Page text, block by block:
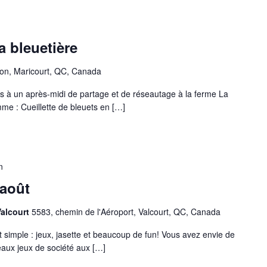
bleuetière
Maricourt, QC, Canada
à un après-midi de partage et de réseautage à la ferme La
: Cueillette de bleuets en […]
5583, chemin de l'Aéroport, Valcourt, QC, Canada
: jeux, jasette et beaucoup de fun! Vous avez envie de
jeux de société aux […]